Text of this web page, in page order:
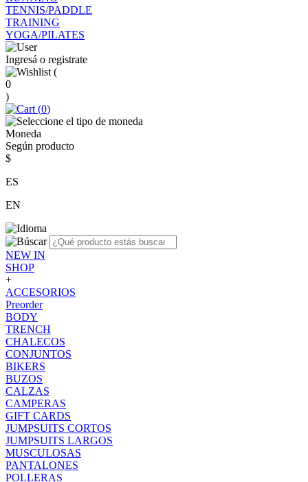
TENNIS/PADDLE
TRAINING
YOGA/PILATES
Ingresá o registrate
(
0
)
(0)
Moneda
Según producto
$
ES
EN
NEW IN
SHOP
+
ACCESORIOS
Preorder
BODY
TRENCH
CHALECOS
CONJUNTOS
BIKERS
BUZOS
CALZAS
CAMPERAS
GIFT CARDS
JUMPSUITS CORTOS
JUMPSUITS LARGOS
MUSCULOSAS
PANTALONES
POLLERAS